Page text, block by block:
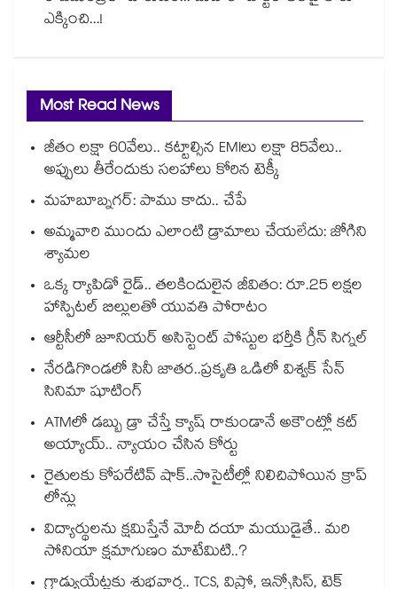
ఎక్కించి...!
Most Read News
జీతం లక్షా 60వేలు.. కట్టాల్సిన EMIలు లక్షా 85వేలు..
అప్పులు తీరేందుకు సలహాలు కోరిన టెక్కీ
మహబూబ్నగర్: పాము కాదు.. చేపే
అమ్మవారి ముందు ఎలాంటి డ్రామాలు చేయలేదు: జోగిని
శ్యామల
ఒక్క ర్యాపిడో రైడ్.. తలకిందులైన జీవితం: రూ.25 లక్షల
హాస్పిటల్ బిల్లులతో యువతి పోరాటం
ఆర్టీసీలో జూనియర్ అసిస్టెంట్‌‌ పోస్టుల భర్తీకి గ్రీన్‌‌ సిగ్నల్
నేరడిగొండలో సినీ జాతర..ప్రకృతి ఒడిలో విశ్వక్ సేన్
సినిమా షూటింగ్
ATMలో డబ్బు డ్రా చేస్తే క్యాష్ రాకుండానే అకౌంట్లో కట్
అయ్యాయ్.. న్యాయం చేసిన కోర్టు
రైతులకు కోపరేటివ్ షాక్..సొసైటీల్లో నిలిచిపోయిన క్రాప్
లోన్లు
విద్యార్థులను క్షమిస్తేనే మోదీ దయా మయుడైతే.. మరి
సోనియా క్షమాగుణం మాటేమిటి..?